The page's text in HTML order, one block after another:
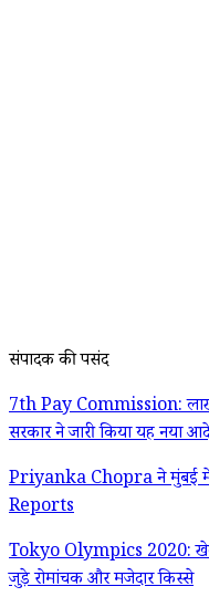
संपादक की पसंद
7th Pay Commission:
सरकार ने जारी किया यह नया
Priyanka Chopra ने मुंबई में
Reports
Tokyo Olympics 2020:
जुड़े रोमांचक और मजेदार किस्से